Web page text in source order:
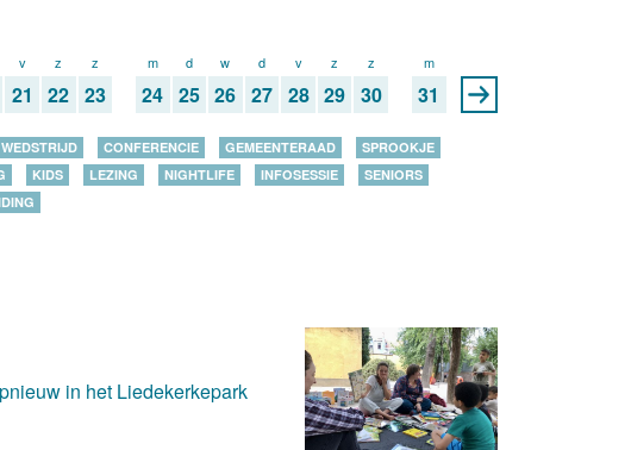
v
21
z
22
z
23
m
24
d
25
w
26
d
27
v
28
z
29
z
30
m
31
WEDSTRIJD CONFERENCIE GEMEENTERAAD
SPROOKJE
KIDS LEZING NIGHTLIFE INFOSESSIE
SENIORS
in het Liedekerkepark